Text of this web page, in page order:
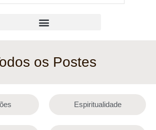
os Postes
Espiritualidade